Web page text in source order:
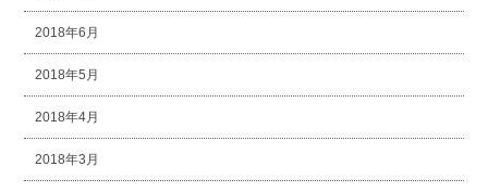
2018年6月
2018年5月
2018年4月
2018年3月